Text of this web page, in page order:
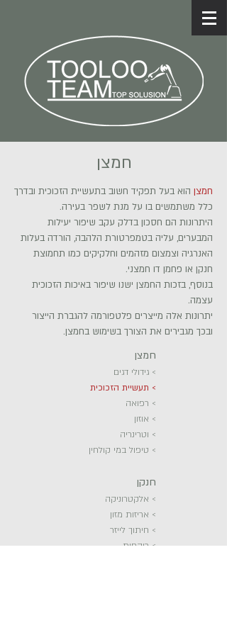
חמצן הוא בעל תפקיד חשוב בתעשיית הזכוכית ובדרך
כלל משתמשים בו על מנת לשפר בעירה.
היתרונות הם חסכון בדלק עקב שיפור יעילות
המבערים, עליה בטמפרטורת הלהבה, הורדה בעלות
האנרגיה וצמצום מזהמים וחלקיקים כמו תחמוצת
חנקן או פחמן דו חמצני.
בנוסף, בזכות החמצן ישנו שיפור באיכות הזכוכית
עצמה.
יתרונות אלה מייצרים פלטפורמה להגברת הייצור
ובכך מגבירים את הצורך בשימוש בחמצן.
חמצן
חמצן
> גידולי דגים
> תעשיית הזכוכית
> רפואה
> אוזון
> וטרינריה
> טיפול במי קולחין
חנקן
> אלקטרוניקה
> אריזות מזון
> חיתוך לייזר
> רוקחות